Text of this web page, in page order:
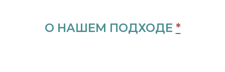
О НАШЕМ ПОДХОДЕ *